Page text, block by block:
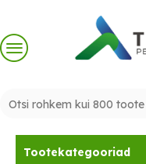
content
Tootekategooriad